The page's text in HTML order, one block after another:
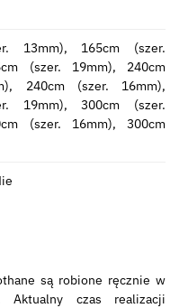
13mm), 165cm (szer.
(szer. 19mm), 240cm
240cm (szer. 16mm),
19mm), 300cm (szer.
(szer. 16mm), 300cm
są robione ręcznie w
Aktualny czas realizacji